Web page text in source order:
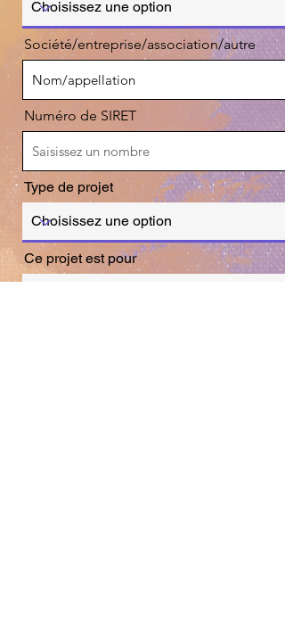
Société/entreprise/association/autre
Numéro de SIRET
Type de projet
Ce projet est pour